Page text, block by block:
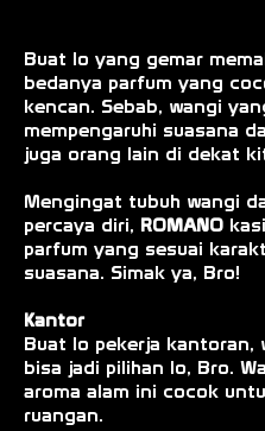
Buat lo yang gemar
bedanya parfum yang
kencan. Sebab, wangi
mempengaruhi suasana
juga orang lain di dekat
Mengingat tubuh wangi
percaya diri, ROMANO
parfum yang sesuai
suasana. Simak ya, Bro!
Kantor
Buat lo pekerja kantoran,
bisa jadi pilihan lo, Bro.
aroma alam ini cocok
ruangan.